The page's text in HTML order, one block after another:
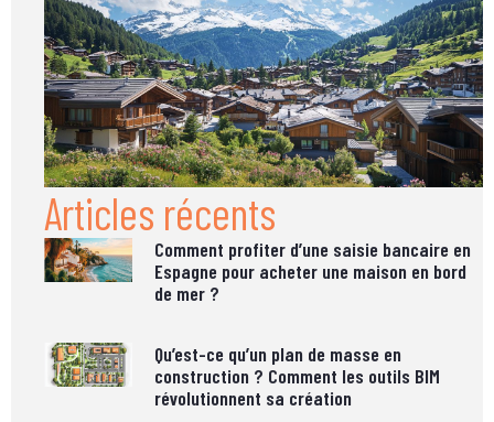
Articles récents
Comment profiter d’une saisie bancaire en
Espagne pour acheter une maison en bord
de mer ?
Qu’est-ce qu’un plan de masse en
construction ? Comment les outils BIM
révolutionnent sa création